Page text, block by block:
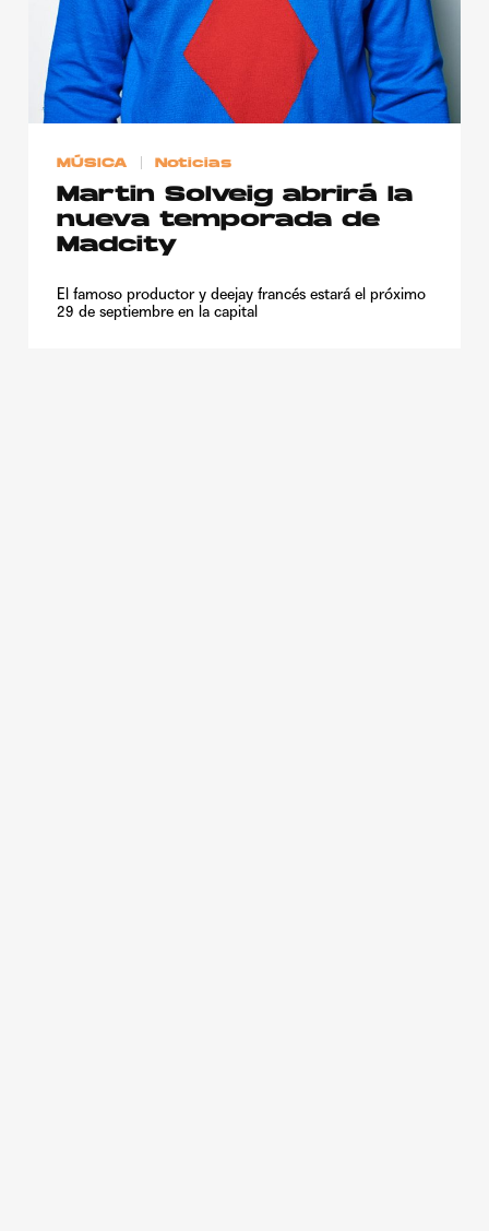
MÚSICA Noticias
Martin Solveig abrirá la
nueva temporada de
Madcity
El famoso productor y deejay francés estará el próximo
29 de septiembre en la capital